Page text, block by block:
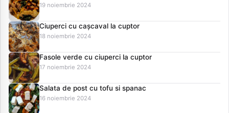
19 noiembrie 2024
Ciuperci cu cașcaval la cuptor
18 noiembrie 2024
Fasole verde cu ciuperci la cuptor
17 noiembrie 2024
Salata de post cu tofu si spanac
16 noiembrie 2024